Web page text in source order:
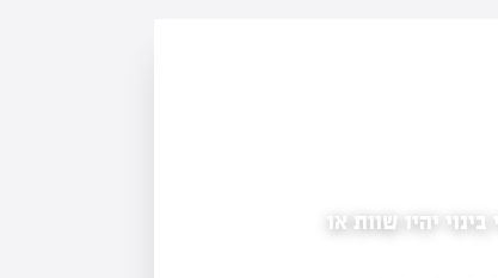
יהיו שוות או
לראשונה: עיריית רחובות קובעת תמורות